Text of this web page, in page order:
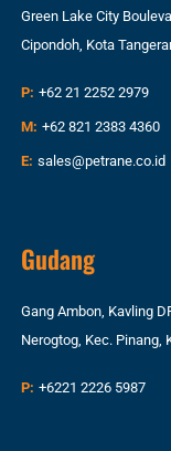
Green Lake City
Cipondoh, Kota
P: +62 21 2252 2979
M: +62 821 2383 4360
E: sales@petrane.co.id
Gudang
Gang Ambon, Kavling
Nerogtog, Kec. Pinang,
P: +6221 2226 5987